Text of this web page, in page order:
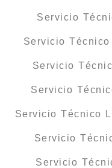
Servicio
Servicio Técnico
Servicio
Servicio
Servicio Técnico
Servicio
Servicio